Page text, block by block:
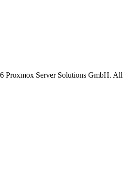
Proxmox Server Solutions GmbH. All